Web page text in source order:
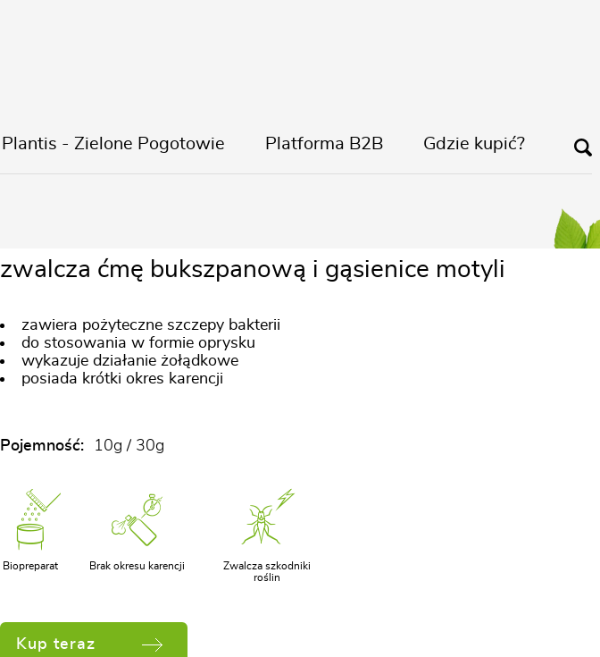
Plantis - Zielone Pogotowie Platforma B2B Gdzie kupić?
zwalcza ćmę bukszpanową i gąsienice motyli
zawiera pożyteczne szczepy bakterii
do stosowania w formie oprysku
wykazuje działanie żołądkowe
posiada krótki okres karencji
Pojemność: 10g / 30g
Biopreparat Brak okresu karencji
Zwalcza szkodniki
roślin
Kup teraz